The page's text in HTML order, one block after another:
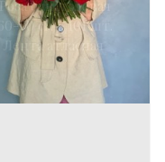
Роза одноголовая
60-70 см - 101 шт.
Лента атласная